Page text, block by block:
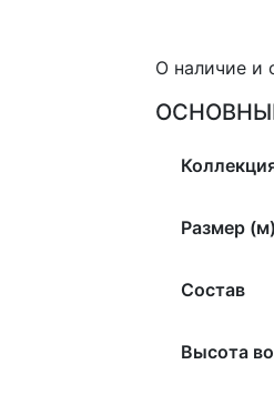
О наличие и
Размер (м)
Состав
Высота